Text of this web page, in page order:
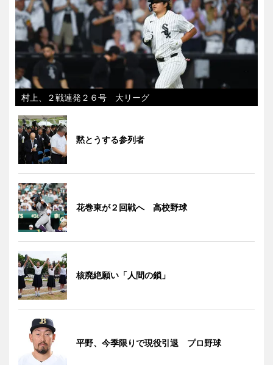
村上、２戦連発２６号 大リーグ
黙とうする参列者
花巻東が２回戦へ 高校野球
核廃絶願い「人間の鎖」
平野、今季限りで現役引退 プロ野球